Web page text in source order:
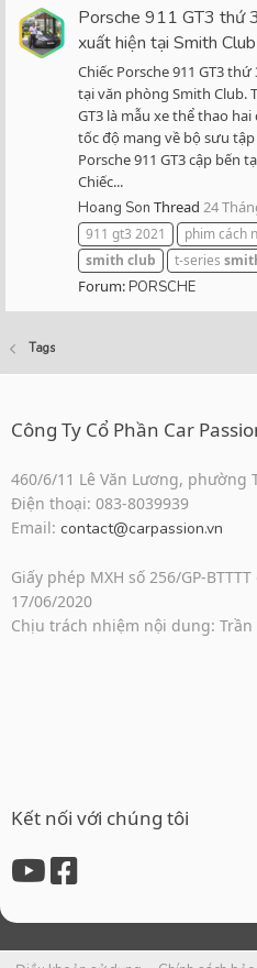
Porsche 911 GT3 thứ
xuất hiện tại Smith Club
Chiếc Porsche 911 GT3
tại văn phòng Smith Club.
GT3 là mẫu xe thể thao
tốc độ mang về bộ sưu
Porsche 911 GT3 cập bến
Chiếc...
Hoang Son Thread 24
911 gt3 2021
phim cách
smith club t-series
Forum:PORSCHE
Tags
Công Ty Cổ Phần Car
460/6/11 Lê Văn Lương, phường
Điện thoại: 083-8039939
Email: contact@carpassion.vn
Giấy phép MXH số 256/GP-
17/06/2020
Chịu trách nhiệm nội dung: Trần
Kết nối với chúng tôi